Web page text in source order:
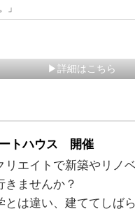
」
▶詳細はこちら
トハウス 開催
リエイトで新築やリノ
きませんか？
とは違い、建ててしば